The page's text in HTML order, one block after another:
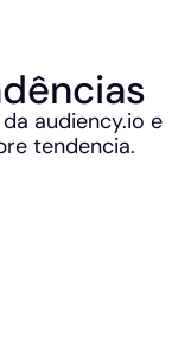
audiency.io e
tendencia.